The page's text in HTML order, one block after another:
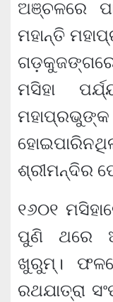
ଅଞ୍ଚଳରେ
ମହାନ୍ତି
ମସିହା
ଶ୍ରୀମନ୍ଦିର
୧୬୦୧
ପୁଣି ଥରେ
ଖୁରୁମ୍।
ରଥଯାତ୍ରା